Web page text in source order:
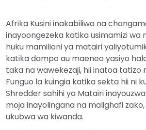
Afrika Kusini inakabiliwa na
inayoongezeka katika usimamizi wa
huku mamilioni ya matairi
katika dampo au maeneo yasiyo
taka na wawekezaji, hii inatoa tatizo
Funguo la kuingia katika sekta hii ni
Shredder sahihi ya Matairi
moja inayolingana na malighafi
ukubwa wa kiwanda.